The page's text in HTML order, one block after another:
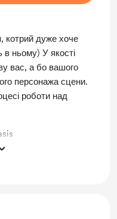
котрий дуже хоче
в ньому) У якості
вас, а бо вашого
персонажа сцени.
роботи над